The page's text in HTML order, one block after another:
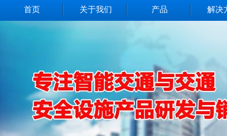
首页 关于我们 产品 解决